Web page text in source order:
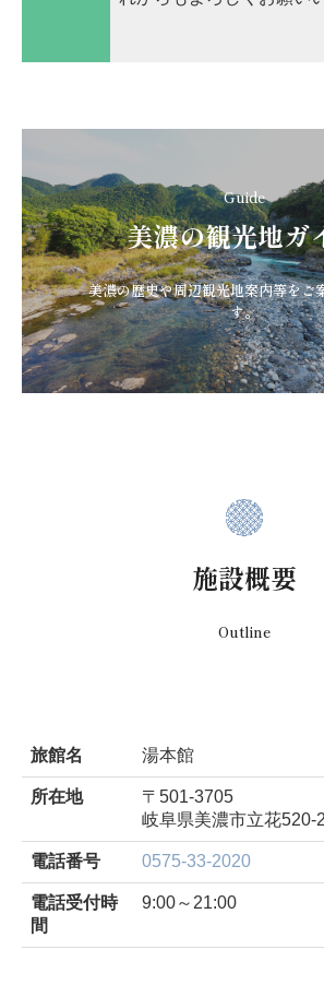
Guide
美濃の観光地ガ
美濃の歴史や周辺観光地案内等をご
す。
施設概要
Outline
旅館名 湯本館
所在地
〒501-3705
岐阜県美濃市立花520-
電話番号 0575-33-2020
電話受付時
間
9:00～21:00